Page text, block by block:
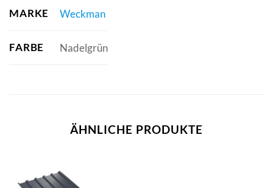
MARKE Weckman
FARBE Nadelgrün
ÄHNLICHE PRODUKTE